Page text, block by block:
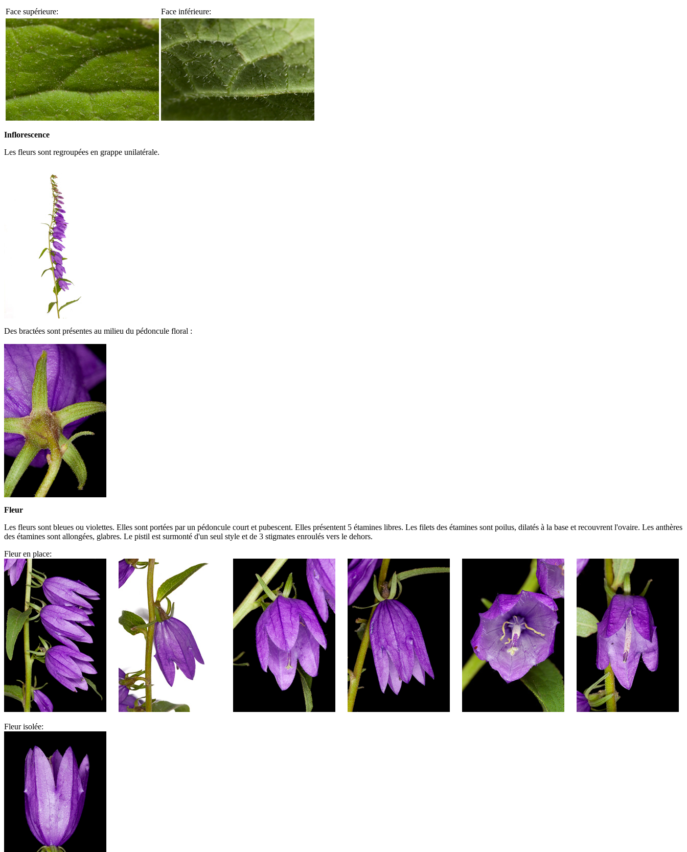
Face supérieure: Face inférieure:
Inflorescence
Les fleurs sont regroupées en grappe unilatérale.
Des bractées sont présentes au milieu du pédoncule floral :
Fleur
Les fleurs sont bleues ou violettes. Elles sont portées par un pédoncule court et pubescent. Elles présentent 5 étamines libres. Les filets des étamines sont poilus, dilatés à la base et recouvrent l'ovaire. Les anthères
des étamines sont allongées, glabres. Le pistil est surmonté d'un seul style et de 3 stigmates enroulés vers le dehors.
Fleur en place:
Fleur isolée: